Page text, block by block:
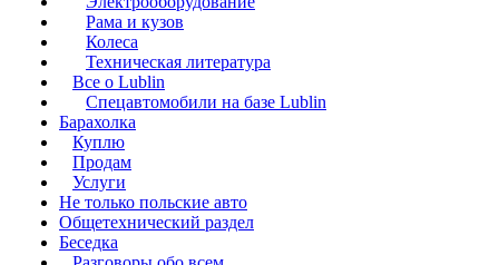
Рама и кузов
Колеса
Техническая литература
Все о Lublin
Спецавтомобили на базе Lublin
Барахолка
Куплю
Продам
Услуги
Не только польские авто
Общетехнический раздел
Беседка